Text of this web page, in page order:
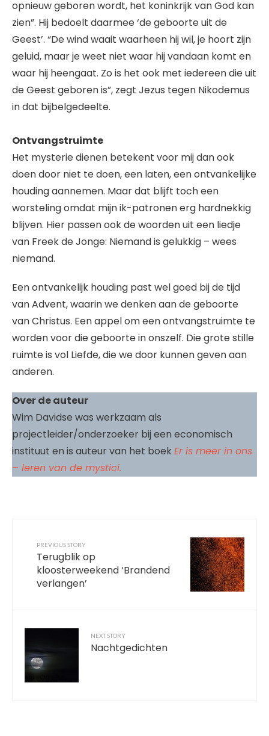
opnieuw geboren wordt, het koninkrijk van God kan
zien”. Hij bedoelt daarmee ‘de geboorte uit de
Geest’. “De wind waait waarheen hij wil, je hoort zijn
geluid, maar je weet niet waar hij vandaan komt en
waar hij heengaat. Zo is het ook met iedereen die uit
de Geest geboren is”, zegt Jezus tegen Nikodemus
in dat bijbelgedeelte.
Ontvangstruimte
Het mysterie dienen betekent voor mij dan ook
doen door niet te doen, een laten, een ontvankelijke
houding aannemen. Maar dat blijft toch een
worsteling omdat mijn ik-patronen erg hardnekkig
blijven. Hier passen ook de woorden uit een liedje
van Freek de Jonge: Niemand is gelukkig – wees
niemand.
Een ontvankelijk houding past wel goed bij de tijd
van Advent, waarin we denken aan de geboorte
van Christus. Een appel om een ontvangstruimte te
worden voor die geboorte in onszelf. Die grote stille
ruimte is vol Liefde, die we door kunnen geven aan
anderen.
Over de auteur
Wim Davidse was werkzaam als
projectleider/onderzoeker bij een economisch
instituut en is auteur van het boekEr is meer in ons
– leren van de mystici.
PREVIOUS STORY
Terugblik op
kloosterweekend ‘Brandend
verlangen’
NEXT STORY
Nachtgedichten